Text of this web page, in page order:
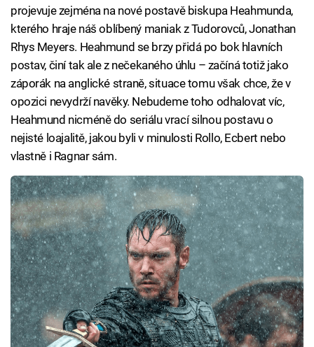
projevuje zejména na nové postavě biskupa Heahmunda,
kterého hraje náš oblíbený maniak z Tudorovců, Jonathan
Rhys Meyers. Heahmund se brzy přidá po bok hlavních
postav, činí tak ale z nečekaného úhlu – začíná totiž jako
záporák na anglické straně, situace tomu však chce, že v
opozici nevydrží navěky. Nebudeme toho odhalovat víc,
Heahmund nicméně do seriálu vrací silnou postavu o
nejisté loajalitě, jakou byli v minulosti Rollo, Ecbert nebo
vlastně i Ragnar sám.